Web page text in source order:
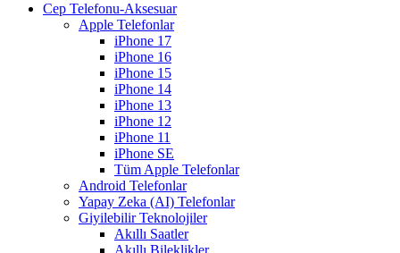
Cep Telefonu-Aksesuar
Apple Telefonlar
iPhone 17
iPhone 16
iPhone 15
iPhone 14
iPhone 13
iPhone 12
iPhone 11
iPhone SE
Tüm Apple Telefonlar
Android Telefonlar
Yapay Zeka (AI) Telefonlar
Giyilebilir Teknolojiler
Akıllı Saatler
Akıllı Bileklikler